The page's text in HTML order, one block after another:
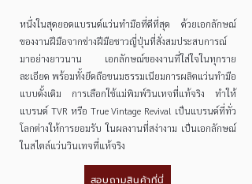
หนึ่งในสุดยอดแบรนด์แว่นทำมือที่ดีที่สุด ด้วยเอกลักษณ์
ของงานฝีมือจากช่างฝีมือชาวญี่ปุ่นที่สั่งสมประสบการณ์
มาอย่างยาวนาน เอกลักษณ์ของงานที่ใส่ใจในทุกราย
ละเอียด พร้อมทั้งยึดถือขนมธรรมเนียมการผลิตแว่นทำมือ
แบบดั้งเดิม การเลือกใช้แม่พิมพ์วินเทจที่แท้จริง ทำให้
แบรนด์ TVR หรือ True Vintage Revival เป็นแบรนด์ที่ทั่ว
โลกต่างให้การยอมรับ ในผลงานที่สง่างาม เป็นเอกลักษณ์
ในสไตล์แว่นวินเทจที่แท้จริง
สอบถามสินค้าที่นี่